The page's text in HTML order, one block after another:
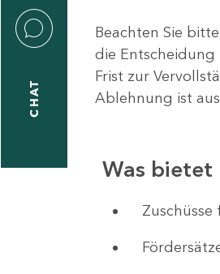
CHAT
Beachten Sie
die
Frist zur
Ablehnung ist
Was bietet